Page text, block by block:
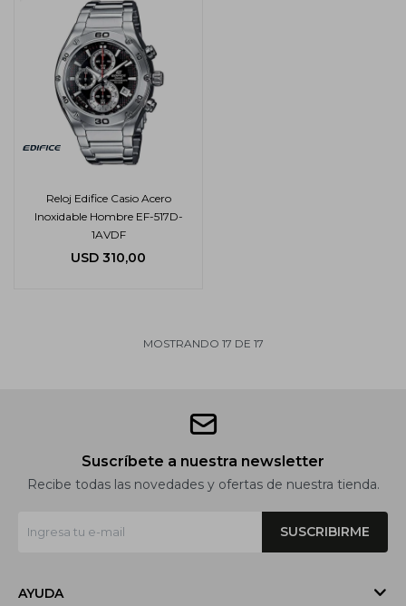
Reloj Edifice Casio Acero
Inoxidable Hombre EF-517D-
1AVDF
USD 310,00
MOSTRANDO 17 DE 17
Suscríbete a nuestra newsletter
Recibe todas las novedades y ofertas de nuestra tienda.
SUSCRIBIRME
AYUDA